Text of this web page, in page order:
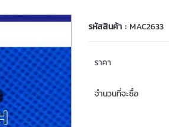
รหัสสินค้า : MAC2633
ราคา
จำนวนที่จะซื้อ